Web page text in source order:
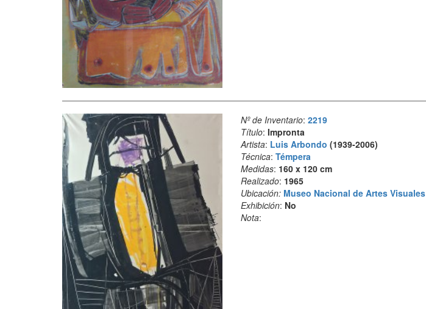
Nº de Inventario: 2219
Título: Impronta
Artista: Luis Arbondo (1939-2006)
Técnica: Témpera
Medidas: 160 x 120 cm
Realizado: 1965
Ubicación: Museo Nacional de Artes Visuales
Exhibición: No
Nota: